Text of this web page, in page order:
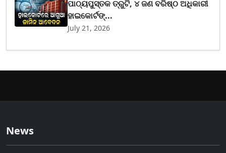
ପାଠ୍ୟପୁସ୍ତକ ତ୍ରୁଟି, ୪ ଜଣ ବରିଷ୍ଠ ଅଧିକାରୀ
ହାଇକୋର୍ଟଙ୍...
July 21, 2026
News